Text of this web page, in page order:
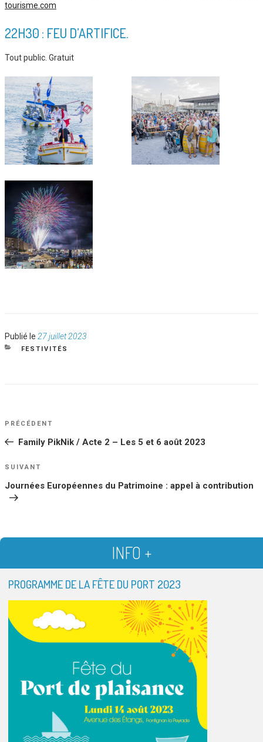
tourisme.com
22H30 : FEU D’ARTIFICE.
Tout public. Gratuit
Publié le Publié
le
27 juillet 2023
CATÉGORIES
FESTIVITÉS
NAVIGATION
DE
Article
PRÉCÉDENT
Family PikNik / Acte 2 – Les 5 et 6 août 2023
Article
SUIVANT
Journées Européennes du Patrimoine : appel à contribution
INFO +
PROGRAMME DE LA FÊTE DU PORT 2023